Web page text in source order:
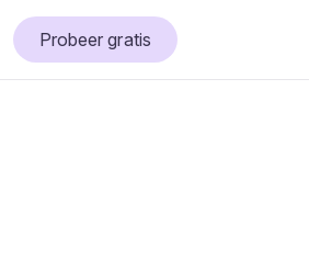
Probeer gratis